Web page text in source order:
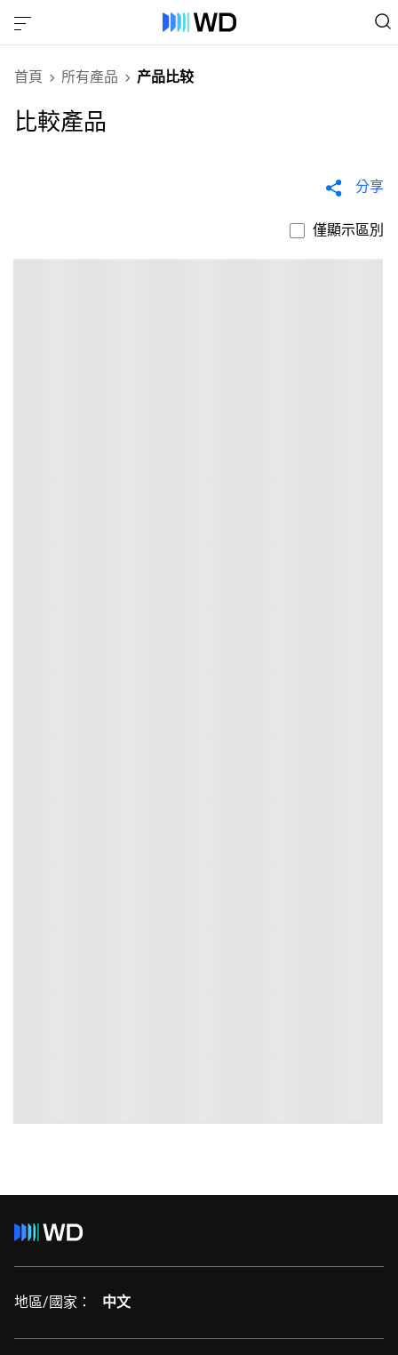
首頁 所有產品 产品比较
比較產品
分享
僅顯示區別
地區/國家： 中文